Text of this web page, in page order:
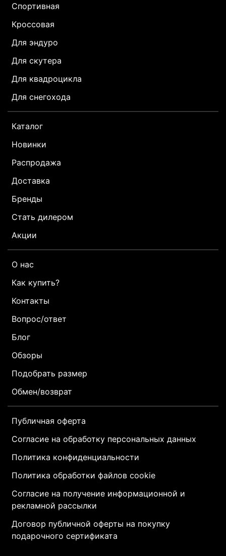
Спортивная
Кроссовая
Для эндуро
Для скутера
Для квадроцикла
Для снегохода
Каталог
Новинки
Распродажа
Доставка
Бренды
Стать дилером
Акции
О нас
Как купить?
Контакты
Вопрос/ответ
Блог
Обзоры
Подобрать размер
Обмен/возврат
Публичная оферта
Согласие на обработку персональных данных
Политика конфиденциальности
Политика обработки файлов cookie
Согласие на получение информационной и
рекламной рассылки
Договор публичной оферты на покупку
подарочного сертификата